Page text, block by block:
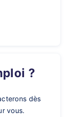
?
dès
vous.